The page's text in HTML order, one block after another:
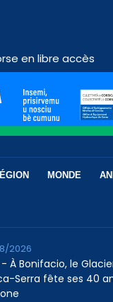
en libre accès
MONDE
À Bonifacio, le
Serra fête ses 40
2026